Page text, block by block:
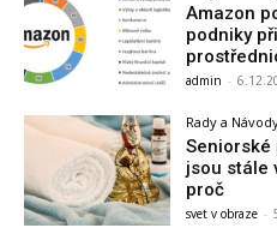
Amazon
podniky
admin -
Rady a
Seniorské
jsou stále
proč
svet v obraze -